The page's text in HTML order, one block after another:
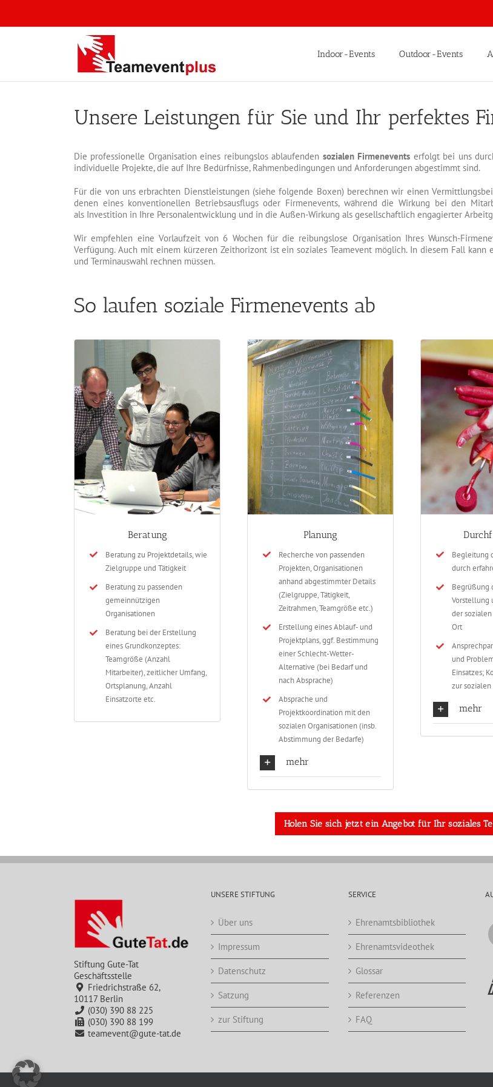
springen
Indoor-Events Outdoor-Events
Unsere Leistungen für Sie und Ihr perfektes
Die professionelle Organisation eines reibungslos ablaufenden sozialen Firmenevents erfolgt bei uns
individuelle Projekte, die auf Ihre Bedürfnisse, Rahmenbedingungen und Anforderungen abgestimmt sind.
Für die von uns erbrachten Dienstleistungen (siehe folgende Boxen) berechnen wir einen
denen eines konventionellen Betriebsausflugs oder Firmenevents, während die Wirkung bei den
als Investition in Ihre Personalentwicklung und in die Außen-Wirkung als gesellschaftlich engagierter
Wir empfehlen eine Vorlaufzeit von 6 Wochen für die reibungslose Organisation Ihres Wunsch-
Verfügung. Auch mit einem kürzeren Zeithorizont ist ein soziales Teamevent möglich. In diesem Fall kann
und Terminauswahl rechnen müssen.
So laufen soziale Firmenevents ab
Beratung
Beratung zu Projektdetails, wie
Zielgruppe und Tätigkeit
Beratung zu passenden
gemeinnützigen
Organisationen
Beratung bei der Erstellung
eines Grundkonzeptes:
Teamgröße (Anzahl
Mitarbeiter), zeitlicher Umfang,
Ortsplanung, Anzahl
Einsatzorte etc.
Planung
Recherche von passenden
Projekten, Organisationen
anhand abgestimmter Details
(Zielgruppe, Tätigkeit,
Zeitrahmen, Teamgröße etc.)
Erstellung eines Ablauf- und
Projektplans, ggf. Bestimmung
einer Schlecht-Wetter-
Alternative (bei Bedarf und
nach Absprache)
Absprache und
Projektkoordination mit den
sozialen Organisationen (insb.
Abstimmung der Bedarfe)
mehr
Begleitung
durch
Begrüßung
Vorstellung
der
Ort
und
Einsatzes;
zur
mehr
Holen Sie sich jetzt ein Angebot für Ihr soziales
Stiftung Gute-Tat
Geschäftsstelle
Friedrichstraße 62,
10117 Berlin
(030) 390 88 225
(030) 390 88 199
teamevent@gute-tat.de
UNSERE STIFTUNG
Über uns
Impressum
Datenschutz
Satzung
zur Stiftung
SERVICE
Ehrenamtsbibliothek
Ehrenamtsvideothek
Glossar
Referenzen
FAQ